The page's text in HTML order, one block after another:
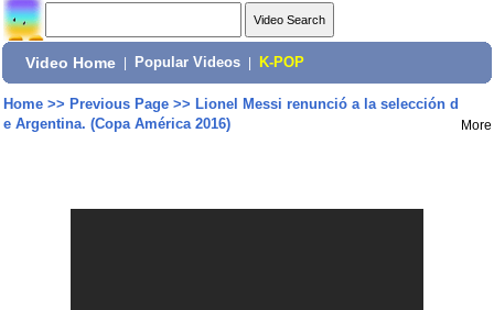
Video Home Popular Videos K-POP
Home>> Previous Page>> Lionel Messi renunció a la selección d
e Argentina. (Copa América 2016)
More